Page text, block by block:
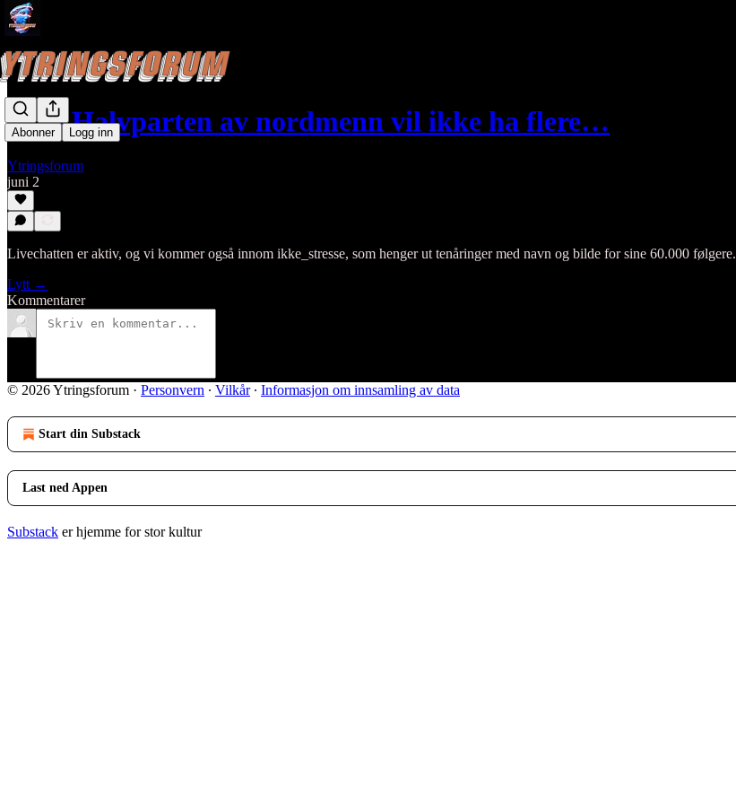
Abonner Logg inn
#129 Halvparten av nordmenn vil ikke ha flere…
Ytringsforum
juni 2
Livechatten er aktiv, og vi kommer også innom ikke_stresse, som henger ut tenåringer med navn og bilde for sine 60.000 følgere.
Lytt →
Kommentarer
© 2026 Ytringsforum · Personvern ∙ Vilkår∙ Informasjon om innsamling av data
Start din Substack
Last ned Appen
Substack er hjemme for stor kultur